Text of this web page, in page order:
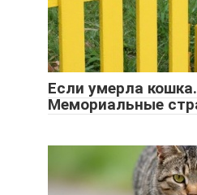
Если умерла
Мемориальные